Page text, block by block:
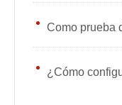
Como prueba
¿Cómo